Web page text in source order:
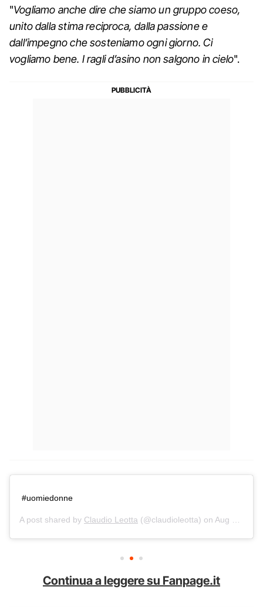
"Vogliamo anche dire che siamo un gruppo coeso,
unito dalla stima reciproca, dalla passione e
dall’impegno che sosteniamo ogni giorno. Ci
vogliamo bene. I ragli d’asino non salgono in cielo".
#uomiedonne
A post shared by Claudio Leotta (@claudioleotta) on Aug 15, 2019 at 4:23am PDT
Continua a leggere su Fanpage.it